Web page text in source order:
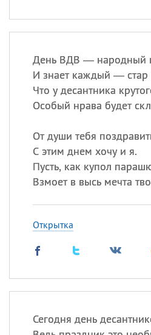
День ВДВ — народный
И знает каждый — стар
Что у десантника
Особый нрава будет
От души тебя
С этим днем хочу и я.
Пусть, как купол
Взмоет в высь мечта
Открытка
Сегодня день